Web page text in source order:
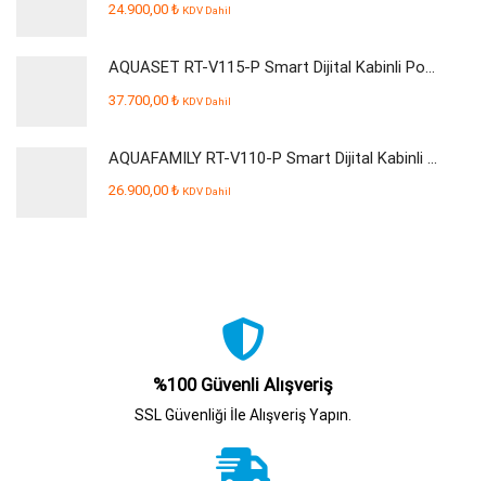
24.900,00 ₺ KDV Dahil
AQUASET RT-V115-P Smart Dijital Kabinli Pompalı Su Arıtma Cihazı
37.700,00 ₺ KDV Dahil
AQUAFAMILY RT-V110-P Smart Dijital Kabinli Pompalı Su Arıtma Cihazı
26.900,00 ₺ KDV Dahil
%100 Güvenli Alışveriş
SSL Güvenliği İle Alışveriş Yapın.